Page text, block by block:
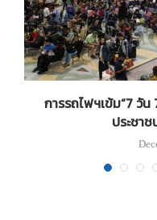
การรถไฟฯเข้ม“7 วัน
ประชา